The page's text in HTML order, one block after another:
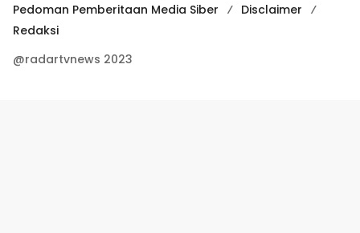
Pedoman Pemberitaan Media Siber
Disclaimer
Redaksi
@radartvnews 2023